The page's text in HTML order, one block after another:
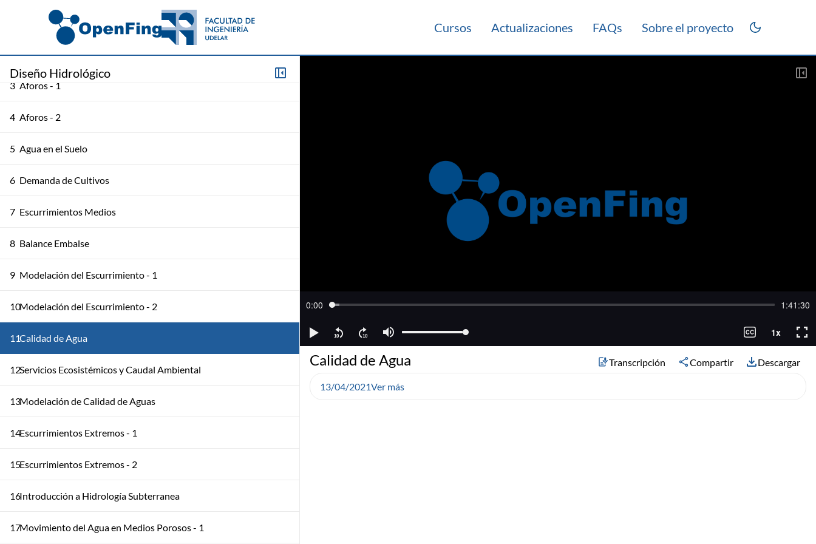
Cursos Actualizaciones FAQs Sobre el proyecto
Diseño Hidrológico
Observaciones Hidrológicas - 1
2 Observaciones Hidrológicas - 2
3 Aforos - 1
4 Aforos - 2
5 Agua en el Suelo
6 Demanda de Cultivos
7 Escurrimientos Medios
8 Balance Embalse
9 Modelación del Escurrimiento - 1
10Modelación del Escurrimiento - 2
11Calidad de Agua
12Servicios Ecosistémicos y Caudal Ambiental
13Modelación de Calidad de Aguas
14Escurrimientos Extremos - 1
15Escurrimientos Extremos - 2
16Introducción a Hidrología Subterranea
17Movimiento del Agua en Medios Porosos - 1
Calidad de Agua Transcripción Compartir Descargar
13/04/2021Ver más